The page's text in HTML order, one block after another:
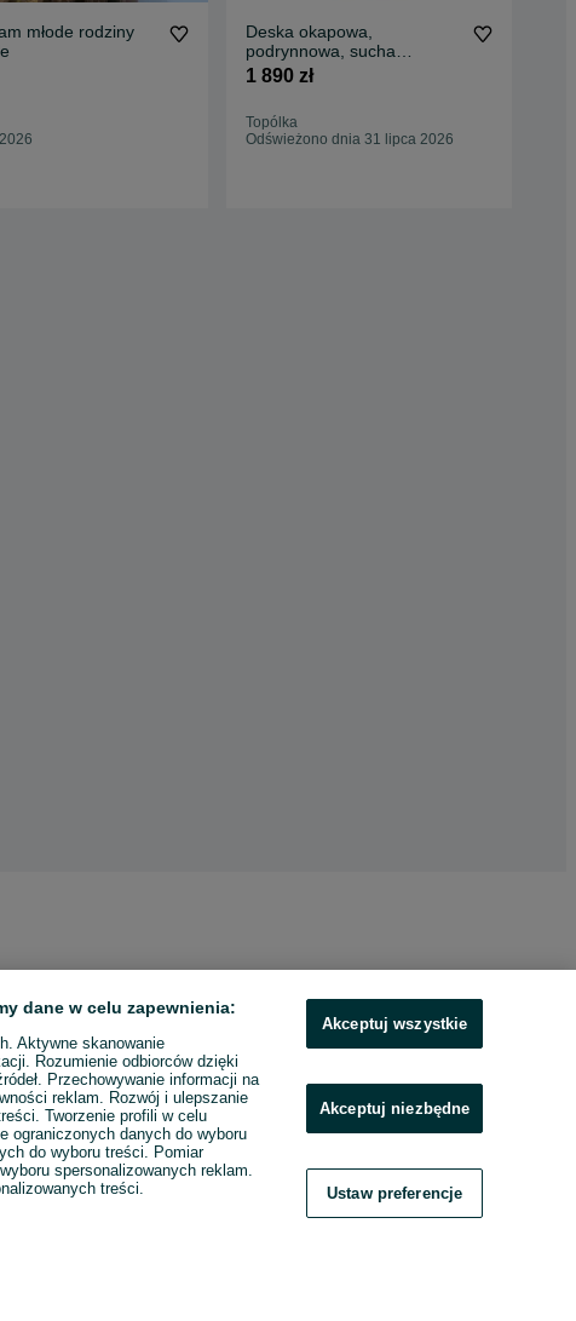
młode rodziny
Deska okapowa,
podrynnowa, sucha
strugana 40x160x4000
1 890 zł
Topólka
Odświeżono dnia 31 lipca 2026
dane w celu zapewnienia:
Aktywne skanowanie
Rozumienie odbiorców dzięki
Przechowywanie informacji na
reklam. Rozwój i ulepszanie
Tworzenie profili w celu
ograniczonych danych do wyboru
do wyboru treści. Pomiar
spersonalizowanych reklam.
treści.
Akceptuj wszystkie
Akceptuj niezbędne
Ustaw preferencje